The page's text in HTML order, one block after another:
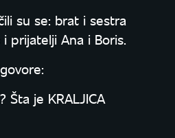
su se: brat i sestra
prijatelji Ana i Boris.
Šta je KRALJICA